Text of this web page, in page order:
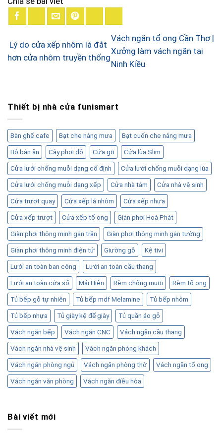
Lý do cửa xếp nhôm lá đắt
hơn cửa nhôm truyền thống
Vách ngăn tổ ong Cần Thơ |
Xưởng làm vách ngăn tại
Ninh Kiều
Thiết bị nhà cửa funismart
Bàn ghế cafe Bạt che nắng mưa Bạt cuốn che nắng mưa
Bộ bàn ăn Cây phơi đồ Cửa gỗ Cửa lùa Slim
Cửa lưới chống muỗi dạng cố định Cửa lưới chống muỗi dạng lùa
Cửa lưới chống muỗi dạng xếp Cửa nhà tắm Cửa nhà vệ sinh
Cửa trượt quay Cửa xếp lá nhôm Cửa xếp nhựa
Cửa xếp trượt Cửa xếp tổ ong Giàn phơi Hoà Phát
Giàn phơi thông minh gắn trần Giàn phơi thông minh gắn tường
Giàn phơi thông minh điện tử Giường gỗ Kệ tivi
Lưới an toàn ban công Lưới an toàn cầu thang
Lưới an toàn cửa sổ Mái Hiên Rèm chống muỗi Rèm tổ ong
Tủ bếp gỗ tự nhiên Tủ bếp mdf Melamine Tủ bếp nhôm
Tủ bếp nhựa Tủ giày kệ để giày Tủ quần áo gỗ
Vách ngăn bếp Vách ngăn CNC Vách ngăn cầu thang
Vách ngăn nhà vệ sinh Vách ngăn phòng khách
Vách ngăn phòng ngủ Vách ngăn phòng thờ Vách ngăn tổ ong
Vách ngăn văn phòng Vách ngăn điều hòa
Bài viết mới